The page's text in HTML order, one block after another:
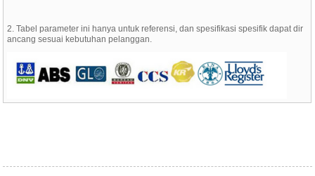
2. Tabel parameter ini hanya untuk referensi, dan spesifikasi spesifik dapat dir
ancang sesuai kebutuhan pelanggan.